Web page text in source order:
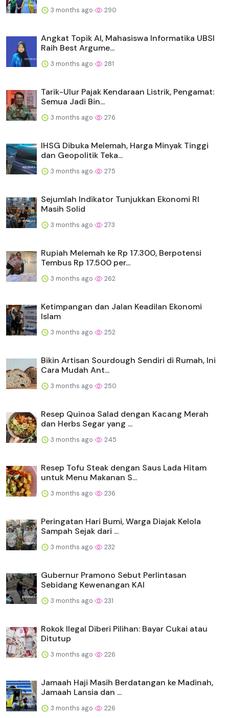
3 months ago 290
Angkat Topik AI, Mahasiswa Informatika UBSI
Raih Best Argume...
3 months ago 281
Tarik-Ulur Pajak Kendaraan Listrik, Pengamat:
Semua Jadi Bin...
3 months ago 276
IHSG Dibuka Melemah, Harga Minyak Tinggi
dan Geopolitik Teka...
3 months ago 275
Sejumlah Indikator Tunjukkan Ekonomi RI
Masih Solid
3 months ago 273
Rupiah Melemah ke Rp 17.300, Berpotensi
Tembus Rp 17.500 per...
3 months ago 262
Ketimpangan dan Jalan Keadilan Ekonomi
Islam
3 months ago 252
Bikin Artisan Sourdough Sendiri di Rumah, Ini
Cara Mudah Ant...
3 months ago 250
Resep Quinoa Salad dengan Kacang Merah
dan Herbs Segar yang ...
3 months ago 245
Resep Tofu Steak dengan Saus Lada Hitam
untuk Menu Makanan S...
3 months ago 236
Peringatan Hari Bumi, Warga Diajak Kelola
Sampah Sejak dari ...
3 months ago 232
Gubernur Pramono Sebut Perlintasan
Sebidang Kewenangan KAI
3 months ago 231
Rokok Ilegal Diberi Pilihan: Bayar Cukai atau
Ditutup
3 months ago 226
Jamaah Haji Masih Berdatangan ke Madinah,
Jamaah Lansia dan ...
3 months ago 226